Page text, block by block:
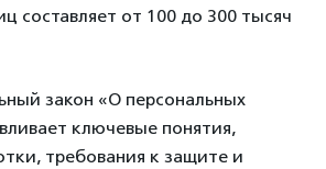
составляет от 100 до 300 тысяч
закон «О персональных
ключевые понятия,
требования к защите и